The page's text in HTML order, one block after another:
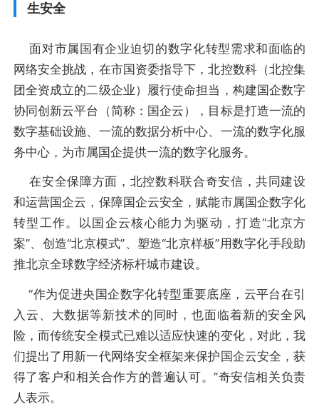
生安全
面对市属国有企业迫切的数字化转型需求和面临的
网络安全挑战，在市国资委指导下，北控数科（北控集
团全资成立的二级企业）履行使命担当，构建国企数字
协同创新云平台（简称：国企云），目标是打造一流的
数字基础设施、一流的数据分析中心、一流的数字化服
务中心，为市属国企提供一流的数字化服务。
在安全保障方面，北控数科联合奇安信，共同建设
和运营国企云，保障国企云安全，赋能市属国企数字化
转型工作。以国企云核心能力为驱动，打造“北京方
案”、创造“北京模式”、塑造“北京样板”用数字化手段助
推北京全球数字经济标杆城市建设。
“作为促进央国企数字化转型重要底座，云平台在引
入云、大数据等新技术的同时，也面临着新的安全风
险，而传统安全模式已难以适应快速的变化，对此，我
们提出了用新一代网络安全框架来保护国企云安全，获
得了客户和相关合作方的普遍认可。”奇安信相关负责
人表示。